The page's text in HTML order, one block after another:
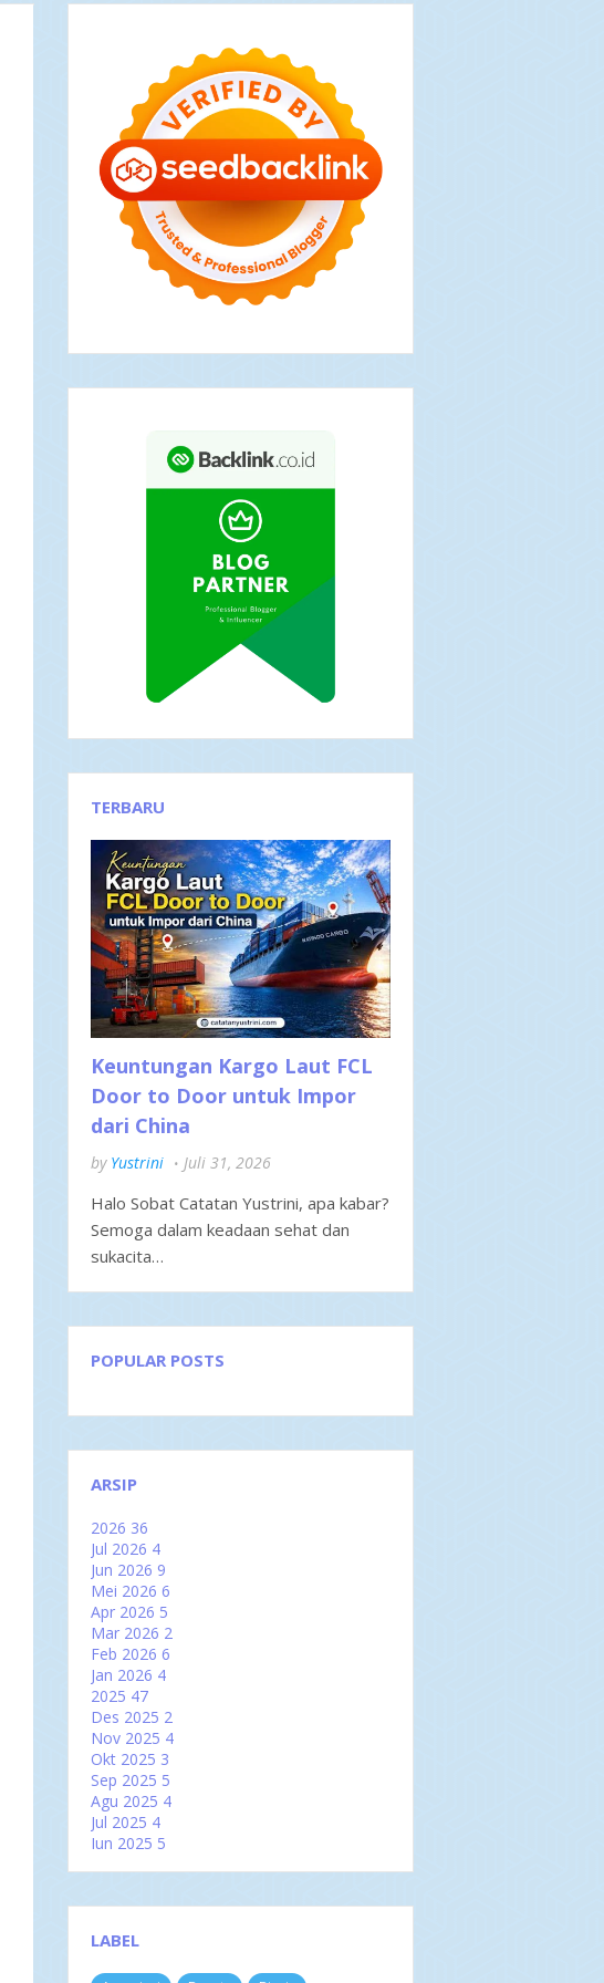
TERBARU
Keuntungan Kargo Laut FCL
Door to Door untuk Impor
dari China
by Yustrini Juli 31, 2026
Halo Sobat Catatan Yustrini, apa kabar?
Semoga dalam keadaan sehat dan
sukacita…
POPULAR POSTS
ARSIP
2026 36
Jul 2026 4
Jun 2026 9
Mei 2026 6
Apr 2026 5
Mar 2026 2
Feb 2026 6
Jan 2026 4
2025 47
Des 2025 2
Nov 2025 4
Okt 2025 3
Sep 2025 5
Agu 2025 4
Jul 2025 4
Jun 2025 5
Mar 20256
Jan 2025
202460
LABEL